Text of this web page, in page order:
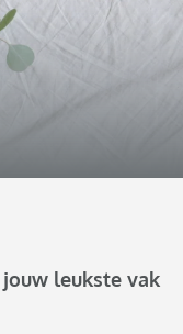
leukste vak